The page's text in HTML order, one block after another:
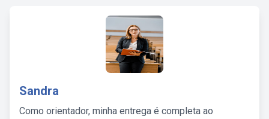
Sandra
Como orientador, minha entrega é completa ao